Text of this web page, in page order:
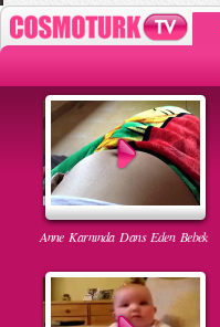
Anne Karnında Dans Eden Bebek